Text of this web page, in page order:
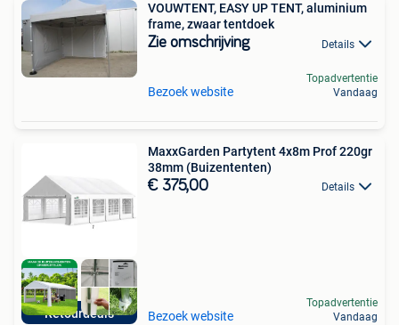
VOUWTENT, EASY UP TENT, aluminium
frame, zwaar tentdoek
Zie omschrijving Details
Bezoek website
Topadvertentie
Vandaag
Retourdeals
MaxxGarden Partytent 4x8m Prof 220gr
38mm (Buizententen)
€ 375,00 Details
Bezoek website
Topadvertentie
Vandaag